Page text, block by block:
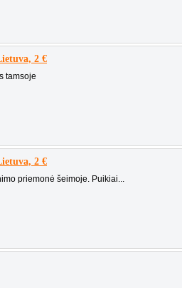
2 €
tamsoje
2 €
priemonė šeimoje. Puikiai...